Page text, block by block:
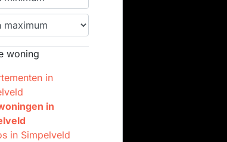
woning
in
in
in Simpelveld